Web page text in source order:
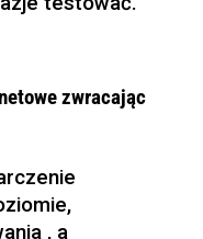
zwracając
, a